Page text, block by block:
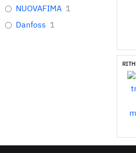
NUOVAFIMA 1
Danfoss 1